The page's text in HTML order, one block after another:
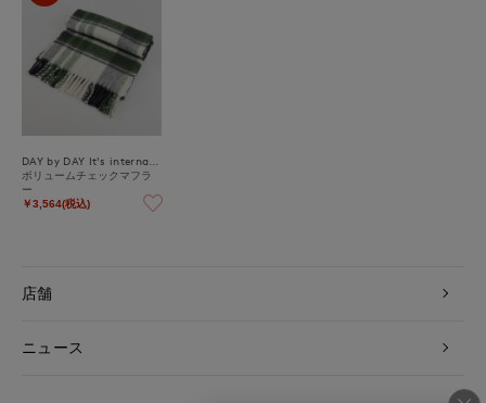
ボリュームチェックマフラ
ー
￥3,564(税込)
店舗
ニュース